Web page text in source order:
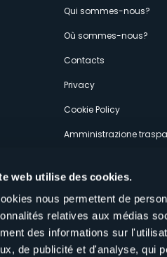
web utilise des cookies.
nous permettent de
relatives aux médias
des informations sur
de publicité et d'analyse, qui
Menù
Qui sommes-nous?
Où sommes-nous?
Contacts
Privacy
Cookie Policy
Amministrazione